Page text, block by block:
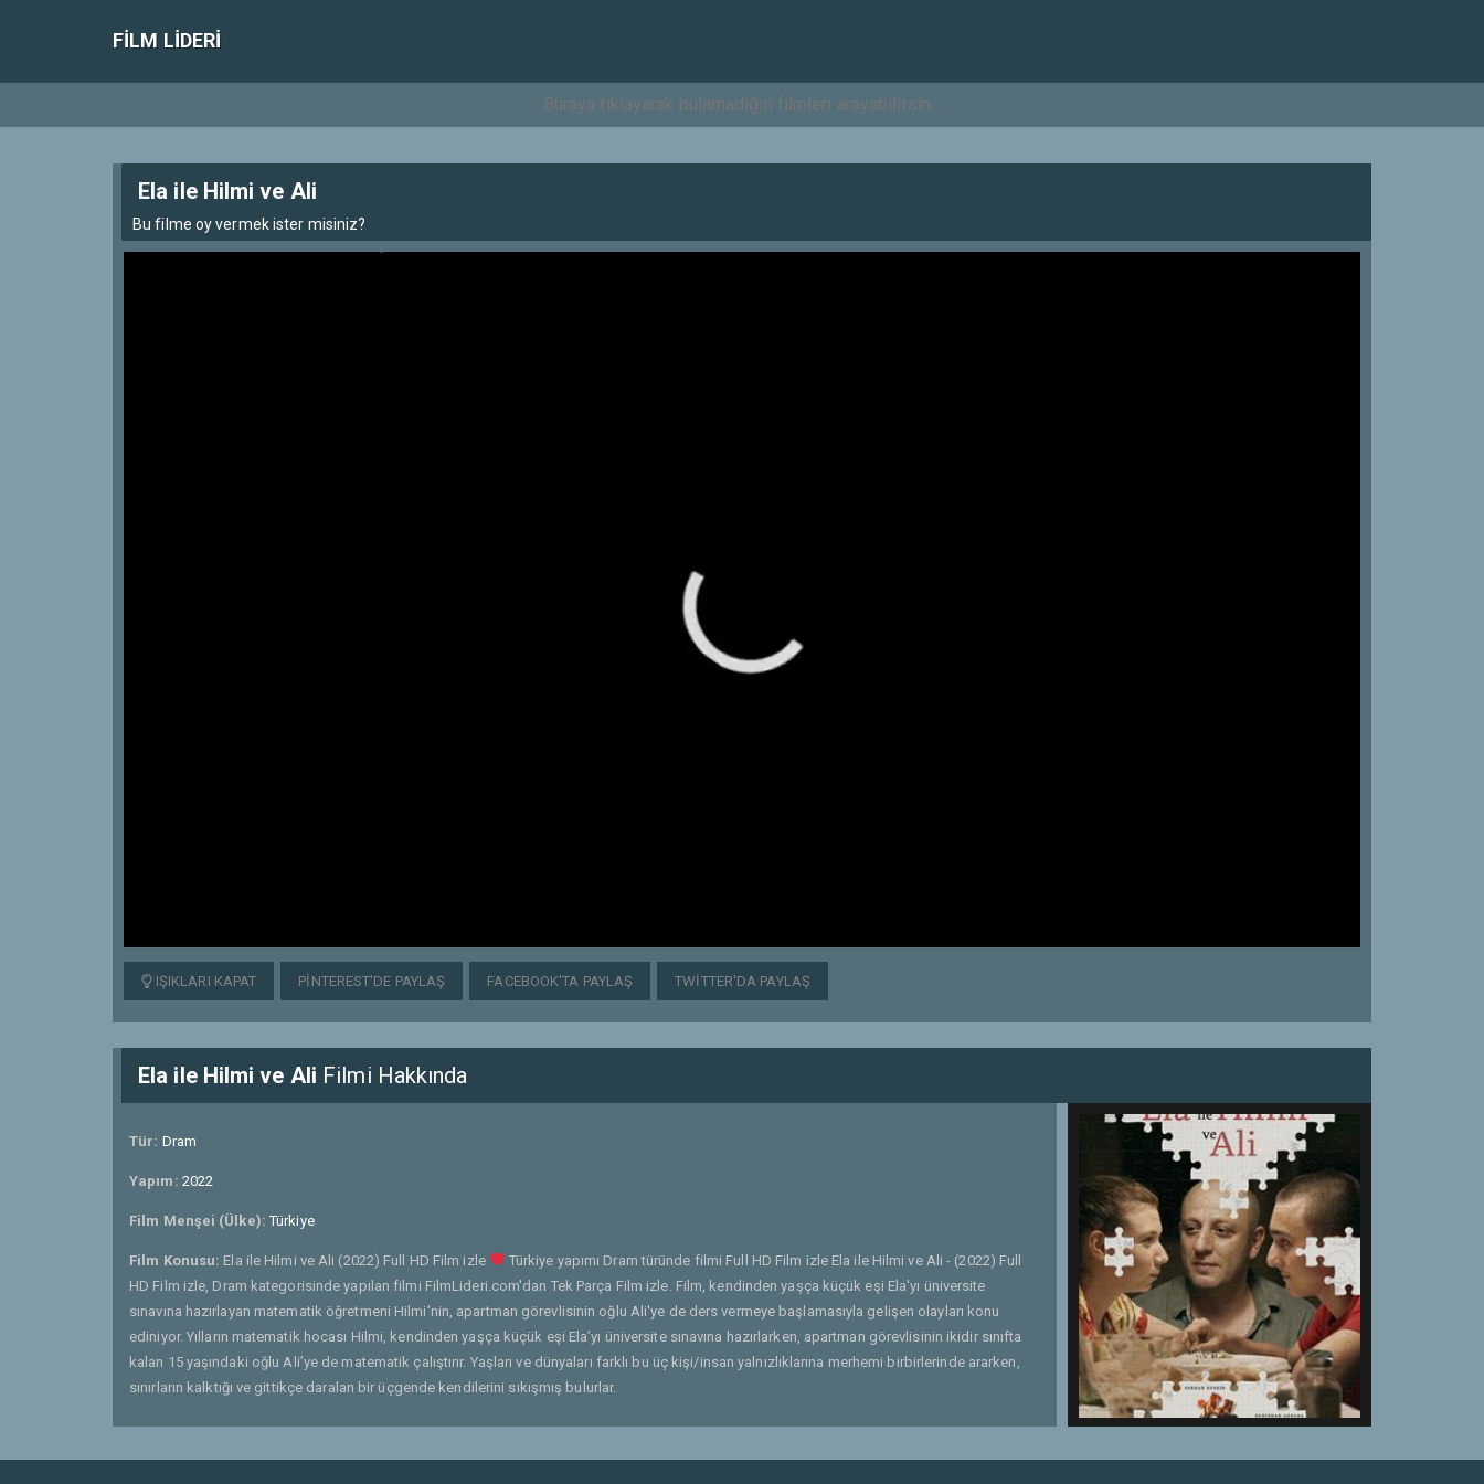
FILM LIDERI
Ela ile Hilmi ve Ali
Bu filme oy vermek ister misiniz?
IŞIKLARI KAPAT PINTEREST'DE PAYLAŞ FACEBOOK'TA PAYLAŞ TWITTER'DA PAYLAŞ
Ela ile Hilmi ve Ali Filmi Hakkında
Tür: Dram
Yapım: 2022
Film Menşei (Ülke): Türkiye
Film Konusu: Ela ile Hilmi ve Ali (2022) Full HD Film izle
Türkiye yapımı Dram türünde filmi Full HD Film izle Ela ile Hilmi ve Ali - (2022) Full
HD Film izle, Dram kategorisinde yapılan filmi FilmLideri.com'dan Tek Parça Film izle. Film, kendinden yaşça küçük eşi Ela'yı üniversite
sınavına hazırlayan matematik öğretmeni Hilmi'nin, apartman görevlisinin oğlu Ali'ye de ders vermeye başlamasıyla gelişen olayları konu
ediniyor. Yılların matematik hocası Hilmi, kendinden yaşça küçük eşi Ela’yı üniversite sınavına hazırlarken, apartman görevlisinin ikidir sınıfta
kalan 15 yaşındaki oğlu Ali’ye de matematik çalıştırır. Yaşları ve dünyaları farklı bu üç kişi/insan yalnızlıklarına merhemi birbirlerinde ararken,
sınırların kalktığı ve gittikçe daralan bir üçgende kendilerini sıkışmış bulurlar.